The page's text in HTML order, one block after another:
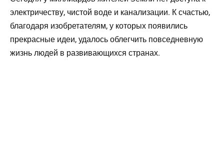
электричеству, чистой воде и канализации. К счастью,
благодаря изобретателям, у которых появились
прекрасные идеи, удалось облегчить повседневную
жизнь людей в развивающихся странах.